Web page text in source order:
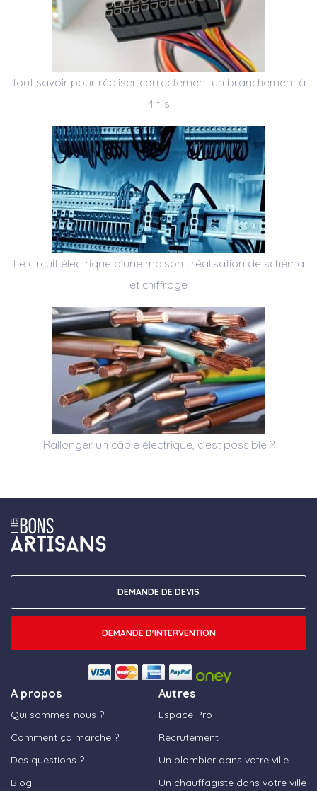
Tout savoir pour réaliser correctement un branchement à
4 fils
Le circuit électrique d’une maison : réalisation de schéma
et chiffrage
Rallonger un câble électrique, c’est possible ?
A propos
Qui sommes-nous ?
Comment ça marche ?
Des questions ?
Blog
Autres
Espace Pro
Recrutement
Un plombier dans votre ville
Un chauffagiste dans votre ville
DEMANDE DE DEVIS
DEMANDE D'INTERVENTION